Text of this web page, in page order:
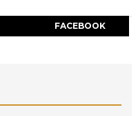
FACEBOOK